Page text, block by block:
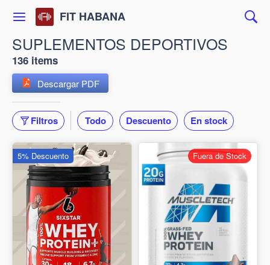
FIT HABANA
SUPLEMENTOS DEPORTIVOS
136 items
Descargar PDF
Filtros Todo Descuento En stock
5% Descuento Fuera de Stock